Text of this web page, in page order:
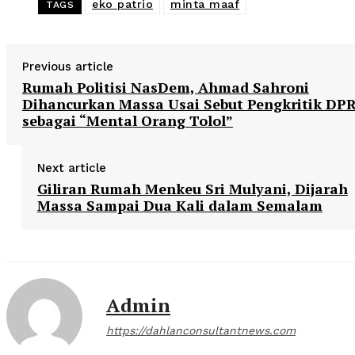
TAGS eko patrio minta maaf
Previous article
Rumah Politisi NasDem, Ahmad Sahroni
Dihancurkan Massa Usai Sebut Pengkritik
sebagai “Mental Orang Tolol”
Next article
Giliran Rumah Menkeu Sri Mulyani, Dijarah
Massa Sampai Dua Kali dalam Semalam
Admin
https://dahlanconsultantnews.com